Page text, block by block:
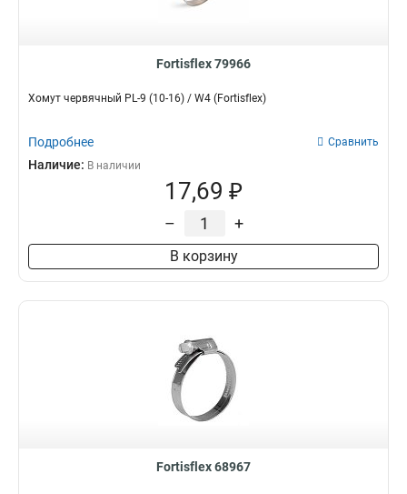
Fortisflex 79966
Хомут червячный PL-9 (10-16) / W4 (Fortisflex)
Подробнее Сравнить
Наличие: В наличии
17,69 ₽
– +
В корзину
Fortisflex 68967